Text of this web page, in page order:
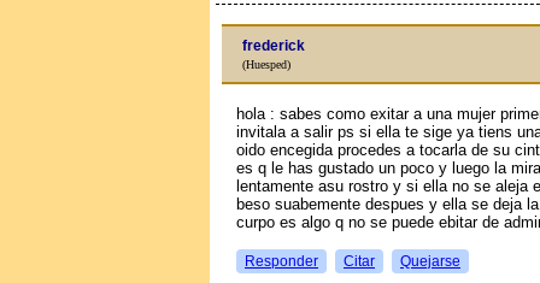
frederick
(Huesped)
hola : sabes como exitar a una mujer
invitala a salir ps si ella te sige ya tiens
oido encegida procedes a tocarla de su
es q le has gustado un poco y luego la
lentamente asu rostro y si ella no se aleja
beso suabemente despues y ella se deja
curpo es algo q no se puede ebitar de
Responder Citar Quejarse